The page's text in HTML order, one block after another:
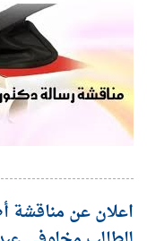
اعلان عن مناقشة